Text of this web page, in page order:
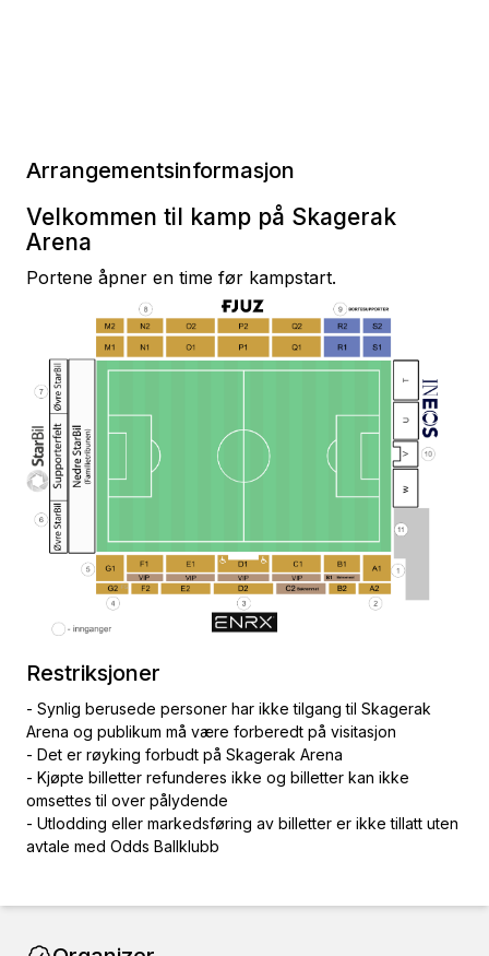
Arrangementsinformasjon
Velkommen til kamp på Skagerak
Arena
Portene åpner en time før kampstart.
Restriksjoner
- Synlig berusede personer har ikke tilgang til Skagerak
Arena og publikum må være forberedt på visitasjon
- Det er røyking forbudt på Skagerak Arena
- Kjøpte billetter refunderes ikke og billetter kan ikke
omsettes til over pålydende
- Utlodding eller markedsføring av billetter er ikke tillatt uten
avtale med Odds Ballklubb